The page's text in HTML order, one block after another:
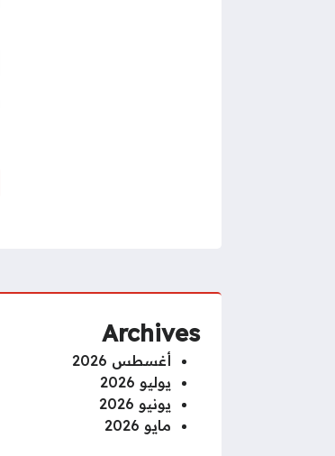
Archives
أغسطس 2026
يوليو 2026
يونيو 2026
مايو 2026